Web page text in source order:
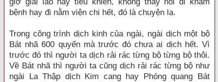
bệnh hay đi nằm viện chi hết, đó là chuyện lạ.
Trong công trình dịch kinh của ngài, ngài dịch một bộ
Bát nhã 600 quyển mà trước đó chưa ai dịch hết. Vì
trước đó thì người ta dịch rải rác từng bộ từng bộ thôi.
Về Bát nhã thì người ta cũng dịch rải rác từng bộ như
ngài La Thập dịch Kim cang hay Phóng quang Bát